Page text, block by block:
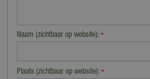
Naam (zichtbaar op website): *
Plaats (zichtbaar op website): *